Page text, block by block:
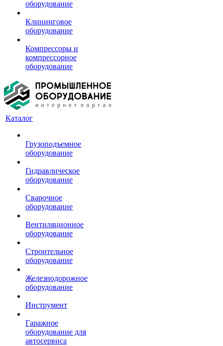
оборудование
Клининговое
оборудование
Компрессоры и
компрессорное
оборудование
Каталог
Грузоподъемное
оборудование
Гидравлическое
оборудование
Сварочное
оборудование
Вентиляционное
оборудование
Строительное
оборудование
Железнодорожное
оборудование
Инструмент
Гаражное
оборудование для
автосервиса